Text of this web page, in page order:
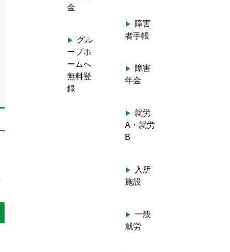
金
グル
ープホ
ームへ
無料登
録
障害
者手帳
障害
年金
就労
A・就労
B
入所
施設
一般
就労